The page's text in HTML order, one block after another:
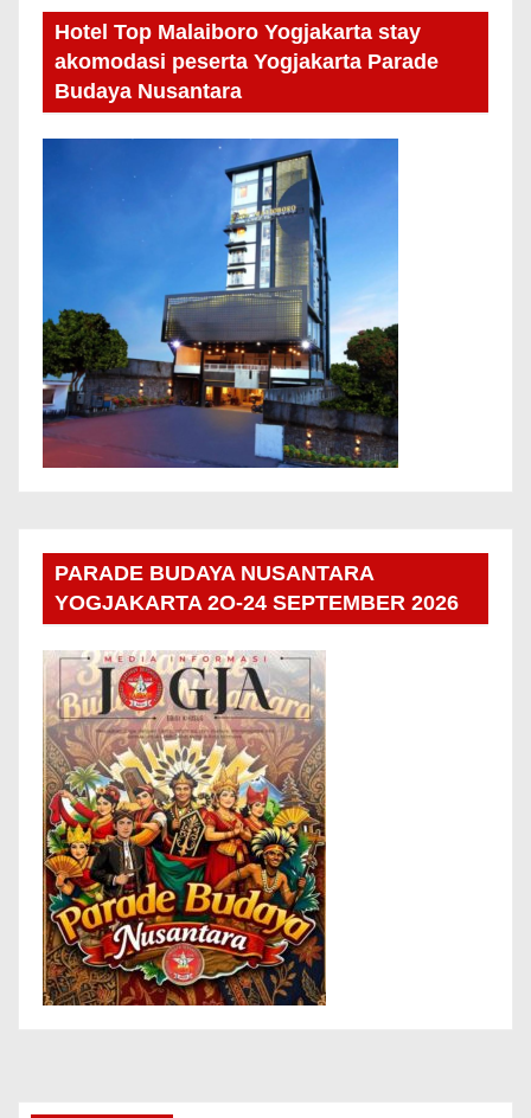
Hotel Top Malaiboro Yogjakarta stay
akomodasi peserta Yogjakarta Parade
Budaya Nusantara
PARADE BUDAYA NUSANTARA
YOGJAKARTA 2O-24 SEPTEMBER 2026